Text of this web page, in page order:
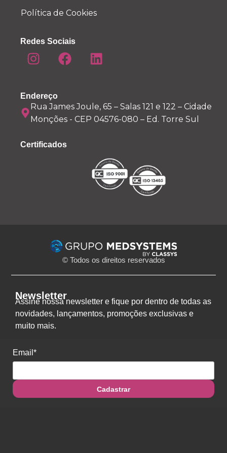
Política de Cookies
Redes Sociais
Endereço
Rua James Joule, 65 – Salas 121 e 122 – Cidade
Monções - CEP 04576-080 – Ed. Torre Sul
Certificados
© Todos os direitos reservados
Newsletter
Assine nossa newsletter e fique por dentro de todas as
novidades, lançamentos, promoções exclusivas e
muito mais.
Email*
Cadastrar